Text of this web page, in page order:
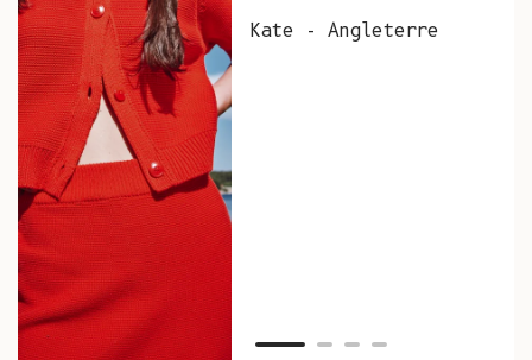
Kate - Angleterre